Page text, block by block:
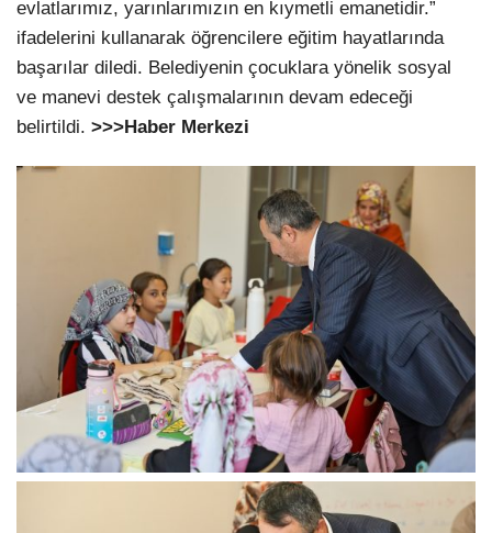
evlatlarımız, yarınlarımızın en kıymetli emanetidir.”
ifadelerini kullanarak öğrencilere eğitim hayatlarında
başarılar diledi. Belediyenin çocuklara yönelik sosyal
ve manevi destek çalışmalarının devam edeceği
belirtildi. >>>Haber Merkezi